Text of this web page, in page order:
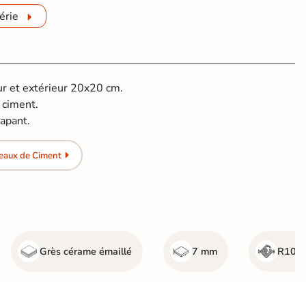
et extérieur 20x20 cm.
de Ciment
Grès cérame émaillé 7 mm R10